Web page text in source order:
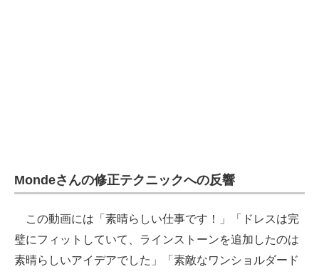
Mondeさんの修正テクニックへの反響
この動画には「素晴らしい仕事です！」「ドレスは完
璧にフィットしていて、ラインストーンを追加したのは
素晴らしいアイデアでした」「素敵なワンショルダード